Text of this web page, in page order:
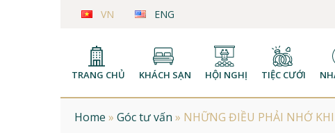
VN ENG
TRANG CHỦ KHÁCH SẠN HỘI NGHỊ TIỆC CƯỚI
Home » Góc tư vấn » NHỮNG ĐIỀU PHẢI NHỚ